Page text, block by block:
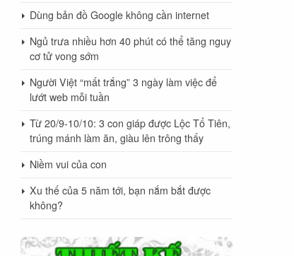
Dùng bản đồ Google không cần internet
Ngủ trưa nhiều hơn 40 phút có thể tăng nguy
cơ tử vong sớm
Người Việt “mất trắng” 3 ngày làm việc để
lướt web mỗi tuần
Từ 20/9-10/10: 3 con giáp được Lộc Tổ Tiên,
trúng mánh làm ăn, giàu lên trông thấy
Niềm vui của con
Xu thế của 5 năm tới, bạn nắm bắt được
không?